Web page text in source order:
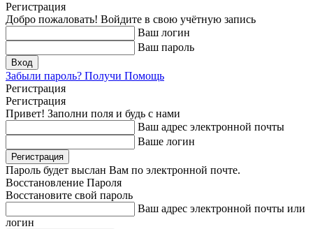
Регистрация
Добро пожаловать! Войдите в свою учётную запись
Ваш логин
Ваш пароль
Забыли пароль? Получи Помощь
Регистрация
Регистрация
Привет! Заполни поля и будь с нами
Ваш адрес электронной почты
Ваше логин
Пароль будет выслан Вам по электронной почте.
Восстановление Пароля
Восстановите свой пароль
Ваш адрес электронной почты или
логин